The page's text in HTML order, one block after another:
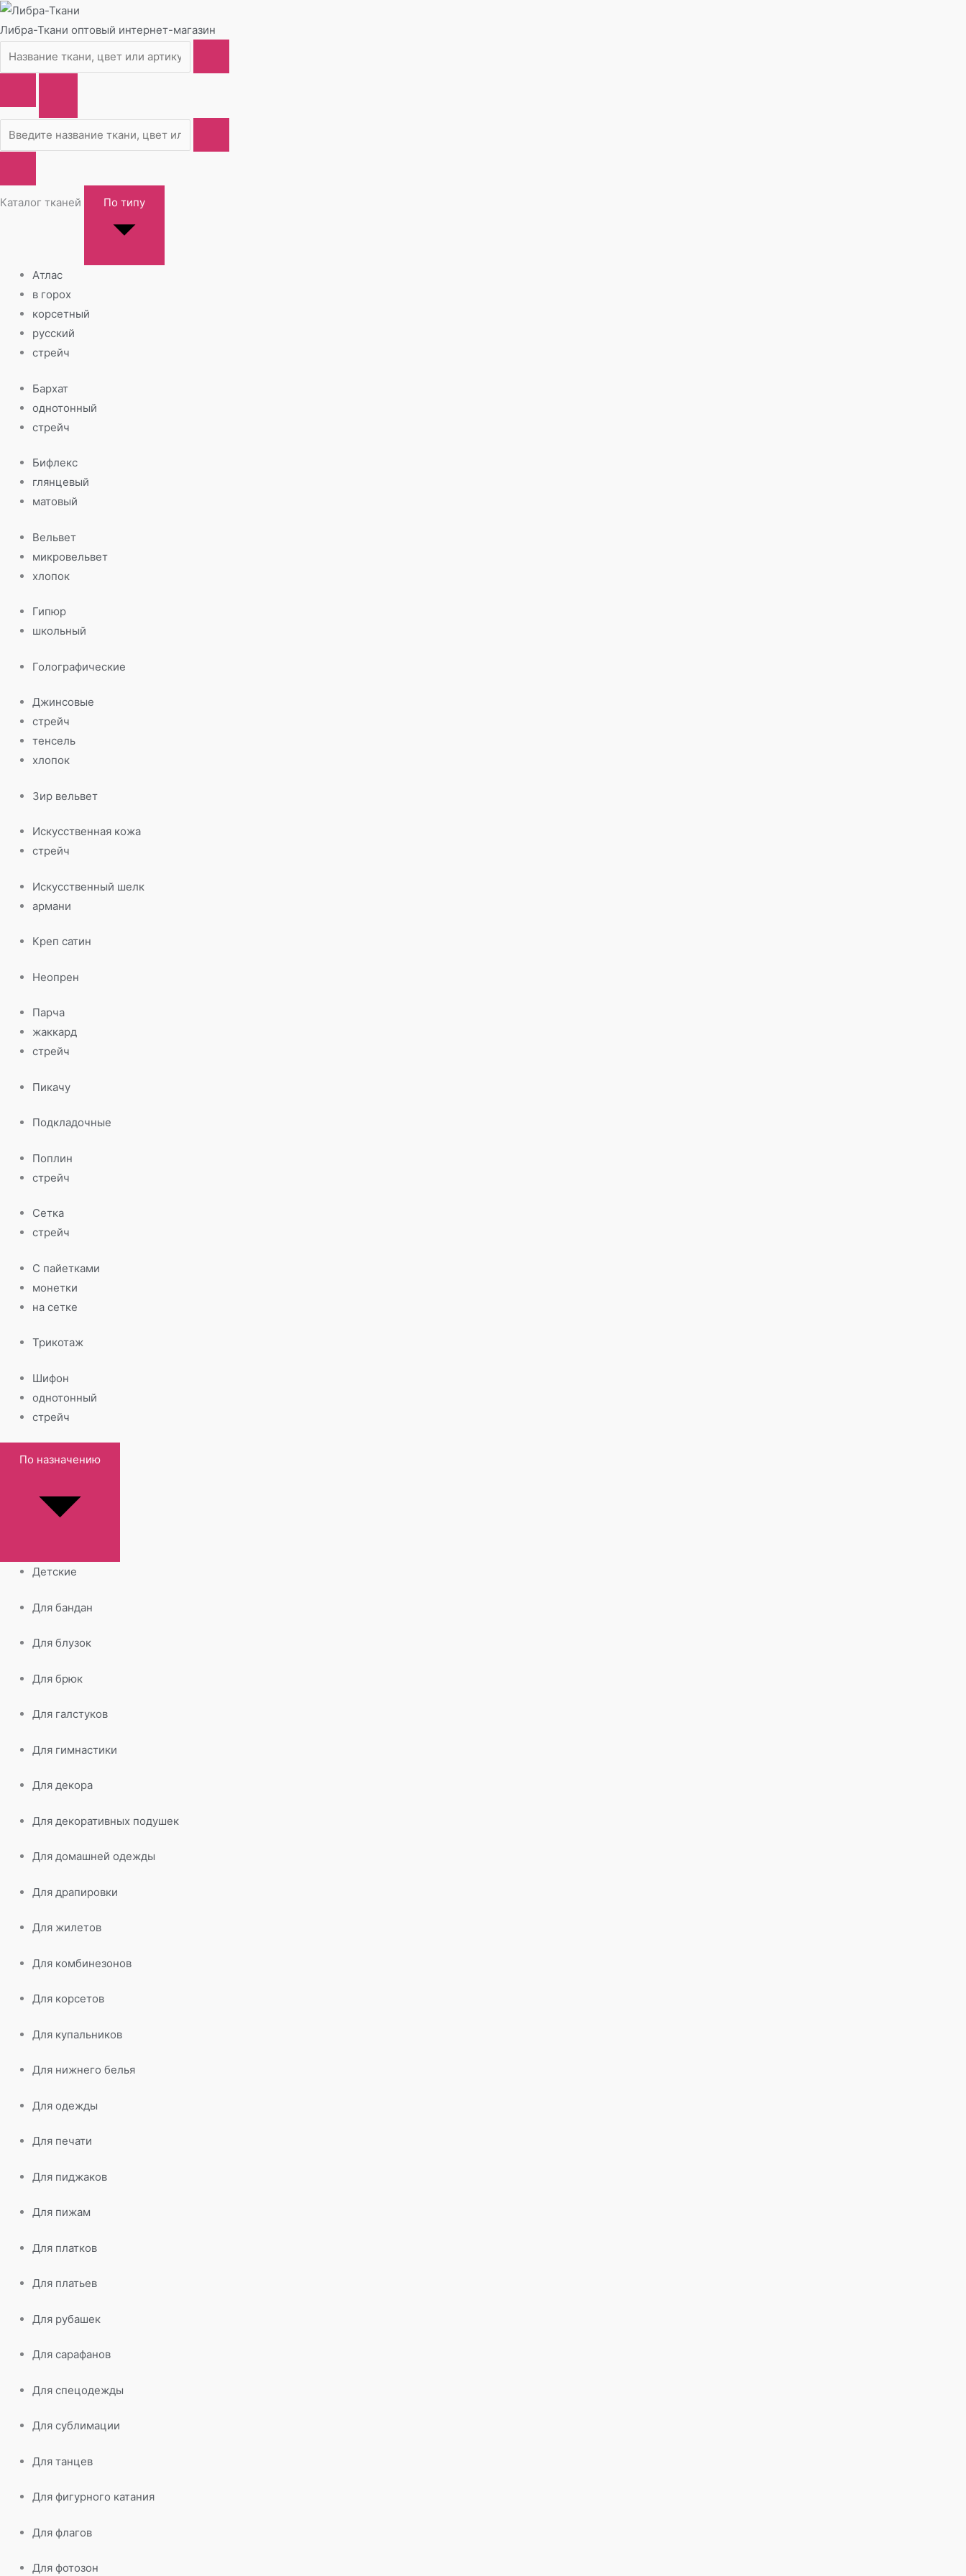
Либра-Ткани оптовый интернет-магазин
Каталог тканей По типу
Атлас
в горох
корсетный
русский
стрейч
Бархат
однотонный
стрейч
Бифлекс
глянцевый
матовый
Вельвет
микровельвет
хлопок
Гипюр
школьный
Голографические
Джинсовые
стрейч
тенсель
хлопок
Зир вельвет
Искусственная кожа
стрейч
Искусственный шелк
армани
Креп сатин
Неопрен
Парча
жаккард
стрейч
Пикачу
Подкладочные
Поплин
стрейч
Сетка
стрейч
С пайетками
монетки
на сетке
Трикотаж
Шифон
однотонный
стрейч
По назначению
Детские
Для бандан
Для блузок
Для брюк
Для галстуков
Для гимнастики
Для декора
Для декоративных подушек
Для домашней одежды
Для драпировки
Для жилетов
Для комбинезонов
Для корсетов
Для купальников
Для нижнего белья
Для одежды
Для печати
Для пиджаков
Для пижам
Для платков
Для платьев
Для рубашек
Для сарафанов
Для спецодежды
Для сублимации
Для танцев
Для фигурного катания
Для флагов
Для фотозон